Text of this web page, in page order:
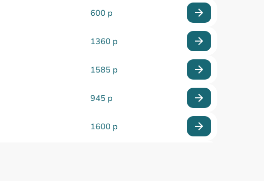
600 р
1360 р
1585 р
945 р
1600 р